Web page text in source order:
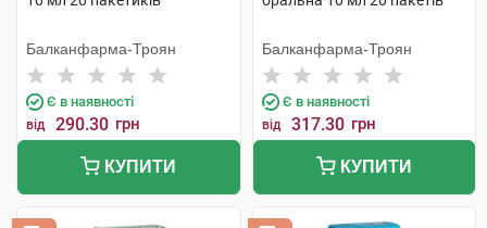
Балканфарма-Троян
Є в наявності
від 290.30 грн
КУПИТИ
Балканфарма-Троян
Є в наявності
від 317.30 грн
КУПИТИ